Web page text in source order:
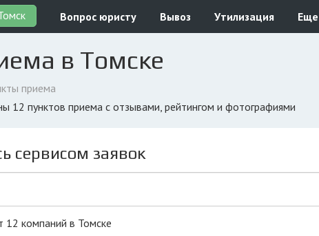
Вопрос юристу Вывоз Утилизация Еще
в Томске
приема
12 пунктов приема с отзывами, рейтингом и фотографиями
сервисом заявок
12 компаний в Томске